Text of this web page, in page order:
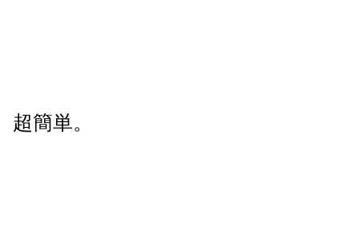
超簡単。